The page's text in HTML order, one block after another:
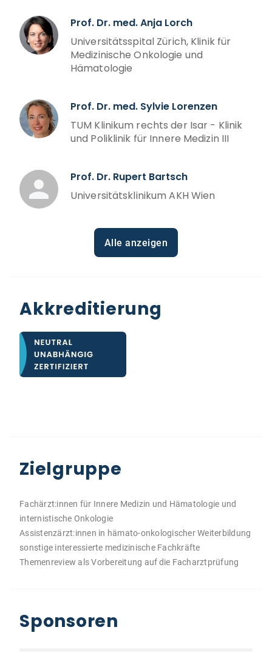
Prof. Dr. med. Anja Lorch
Universitätsspital Zürich, Klinik für
Medizinische Onkologie und
Hämatologie
Prof. Dr. med. Sylvie Lorenzen
TUM Klinikum rechts der Isar - Klinik
und Poliklinik für Innere Medizin III
Prof. Dr. Rupert Bartsch
Universitätsklinikum AKH Wien
Alle anzeigen
Akkreditierung
Zielgruppe
Fachärzt:innen für Innere Medizin und Hämatologie und
internistische Onkologie
Assistenzärzt:innen in hämato-onkologischer Weiterbildung
sonstige interessierte medizinische Fachkräfte
Themenreview als Vorbereitung auf die Facharztprüfung
Sponsoren